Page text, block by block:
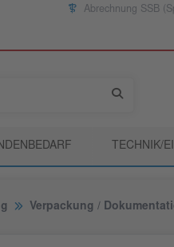
Abrechnung SSB
TECHNIK/
Verpackung /